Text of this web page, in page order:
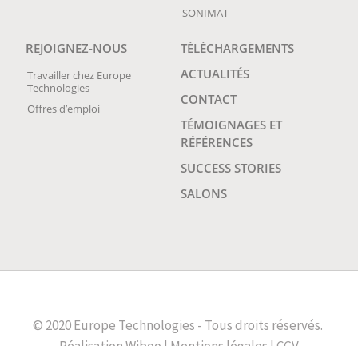
SONIMAT
REJOIGNEZ-NOUS
Travailler chez Europe
Technologies
Offres d’emploi
TÉLÉCHARGEMENTS
ACTUALITÉS
CONTACT
TÉMOIGNAGES ET
RÉFÉRENCES
SUCCESS STORIES
SALONS
© 2020 Europe Technologies - Tous droits réservés.